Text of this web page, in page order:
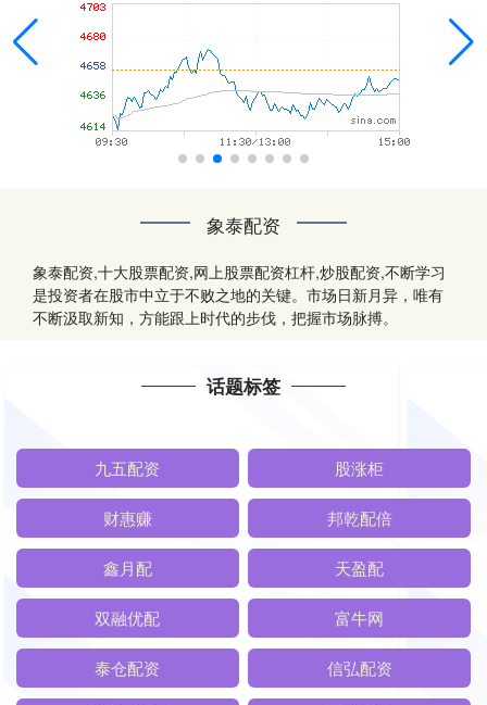
象泰配资
象泰配资,十大股票配资,网上股票配资杠杆,炒股配资,不断学习
是投资者在股市中立于不败之地的关键。市场日新月异，唯有
不断汲取新知，方能跟上时代的步伐，把握市场脉搏。
话题标签
九五配资 股涨柜
财惠赚 邦乾配倍
鑫月配 天盈配
双融优配 富牛网
泰仓配资 信弘配资